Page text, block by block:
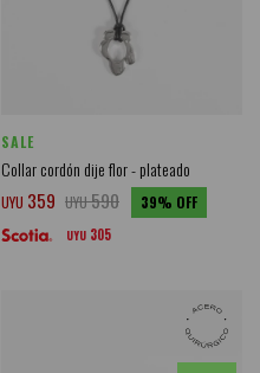
SALE
Collar cordón dije flor - plateado
UYU 359 UYU590 39
UYU 305